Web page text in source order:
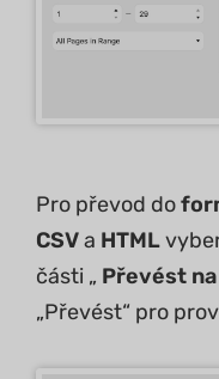
Pro převod do
CSVa HTML
části „ Převést na
„Převést“ pro